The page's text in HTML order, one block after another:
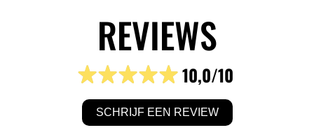
REVIEWS
10,0/10
SCHRIJF EEN REVIEW